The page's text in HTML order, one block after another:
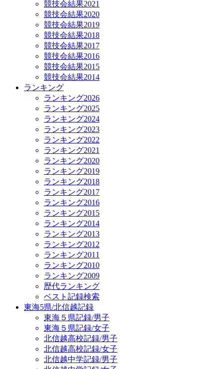
競技会結果2021
競技会結果2020
競技会結果2019
競技会結果2018
競技会結果2017
競技会結果2016
競技会結果2015
競技会結果2014
ランキング
ランキング2026
ランキング2025
ランキング2024
ランキング2023
ランキング2022
ランキング2021
ランキング2020
ランキング2019
ランキング2018
ランキング2017
ランキング2016
ランキング2015
ランキング2014
ランキング2013
ランキング2012
ランキング2011
ランキング2010
ランキング2009
歴代ランキング
ベスト記録検索
東海5県/北信越記録
東海５県記録/男子
東海５県記録/女子
北信越高校記録/男子
北信越高校記録/女子
北信越中学記録/男子